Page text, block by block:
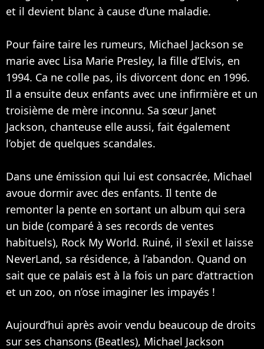
et il devient blanc à cause d’une maladie.
Pour faire taire les rumeurs, Michael Jackson se
marie avec Lisa Marie Presley, la fille d’Elvis, en
1994. Ca ne colle pas, ils divorcent donc en 1996.
Il a ensuite deux enfants avec une infirmière et un
troisième de mère inconnu. Sa sœur Janet
Jackson, chanteuse elle aussi, fait également
l’objet de quelques scandales.
Dans une émission qui lui est consacrée, Michael
avoue dormir avec des enfants. Il tente de
remonter la pente en sortant un album qui sera
un bide (comparé à ses records de ventes
habituels), Rock My World. Ruiné, il s’exil et laisse
NeverLand, sa résidence, à l’abandon. Quand on
sait que ce palais est à la fois un parc d’attraction
et un zoo, on n’ose imaginer les impayés !
Aujourd’hui après avoir vendu beaucoup de droits
sur ses chansons (Beatles), Michael Jackson